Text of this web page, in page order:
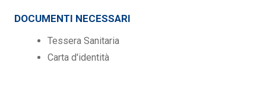
DOCUMENTI NECESSARI
Tessera Sanitaria
Carta d'identità